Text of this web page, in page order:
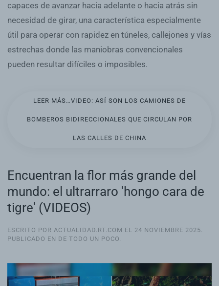
capaces de avanzar hacia adelante o hacia atrás sin
necesidad de girar, una característica especialmente
útil para operar con rapidez en túneles, callejones y vías
estrechas donde las maniobras convencionales
pueden resultar difíciles o imposibles.
LEER MÁS…VIDEO: ASÍ SON LOS CAMIONES DE
BOMBEROS BIDIRECCIONALES QUE CIRCULAN POR
LAS CALLES DE CHINA
Encuentran la flor más grande del
mundo: el ultrarraro 'hongo cara de
tigre' (VIDEOS)
ESCRITO POR ACTUALIDAD.RT.COM EL 24 NOVIEMBRE 2025.
PUBLICADO EN DE TODO UN POCO.